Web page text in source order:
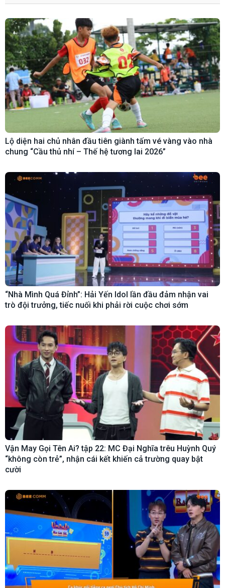
Lộ diện hai chủ nhân đầu tiên giành tấm vé vàng vào nhà
chung “Cầu thủ nhí – Thế hệ tương lai 2026”
“Nhà Mình Quá Đỉnh”: Hải Yến Idol lần đầu đảm nhận vai
trò đội trưởng, tiếc nuối khi phải rời cuộc chơi sớm
Vận May Gọi Tên Ai? tập 22: MC Đại Nghĩa trêu Huỳnh Quý
“không còn trẻ”, nhận cái kết khiến cả trường quay bật
cười